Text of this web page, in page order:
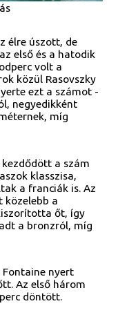
élre úszott, de
első és a hatodik
volt a
közül Rasovszky
ezt a számot -
negyedikként
míg
a szám
klasszisa,
a franciák is. Az
közelebb a
őt, így
a bronzról, míg
nyert
Az első három
döntött.